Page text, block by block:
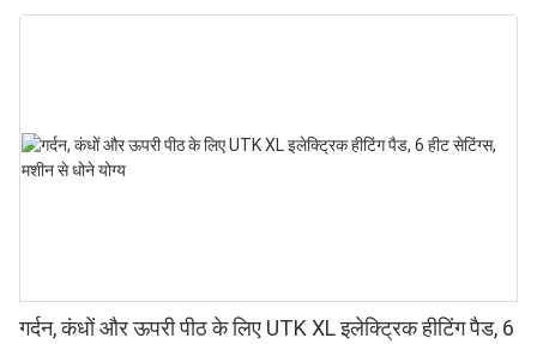
सुविधा के साथ।
गर्दन, कंधों और ऊपरी पीठ के लिए UTK XL इलेक्ट्रिक हीटिंग पैड, 6